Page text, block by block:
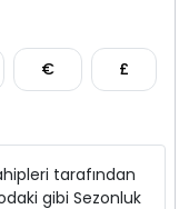
€ £
tarafından
gibi Sezonluk